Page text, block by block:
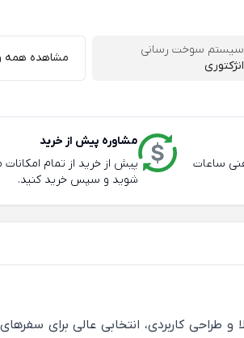
سیستم سوخت رسانی
انژکتوری
مشاهده همه
و تلفنی ساعات
مشاوره پیش از خرید
پیش از خرید از تمام
شوید و سپس خرید کنید.
کاربردی، انتخابی عالی برای